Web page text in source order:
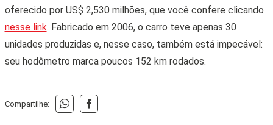
oferecido por US$ 2,530 milhões, que você confere clicando
nesse link. Fabricado em 2006, o carro teve apenas 30
unidades produzidas e, nesse caso, também está impecável:
seu hodômetro marca poucos 152 km rodados.
Compartilhe: